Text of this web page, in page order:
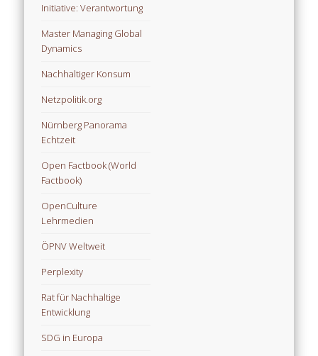
Initiative: Verantwortung
Master Managing Global
Dynamics
Nachhaltiger Konsum
Netzpolitik.org
Nürnberg Panorama
Echtzeit
Open Factbook (World
Factbook)
OpenCulture
Lehrmedien
ÖPNV Weltweit
Perplexity
Rat für Nachhaltige
Entwicklung
SDG in Europa